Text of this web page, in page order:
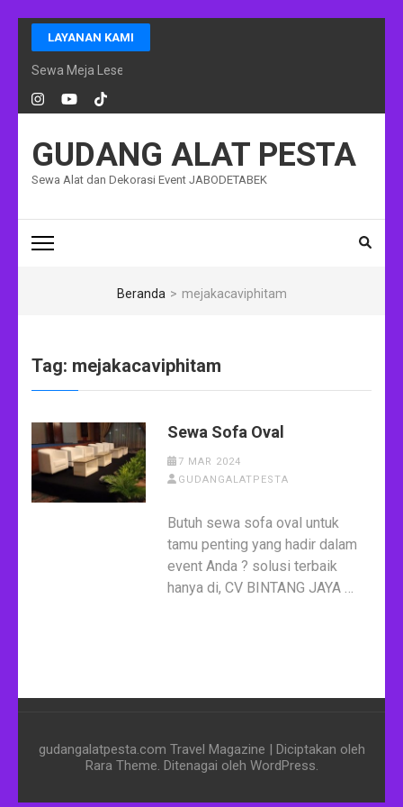
Lompat
ke
konten
(Tekan
Enter)
LAYANAN KAMI
Sewa Meja Lesehan Event Ramadhan Jakarta
GUDANG ALAT PESTA
Sewa Alat dan Dekorasi Event JABODETABEK
Beranda > mejakacaviphitam
Tag: mejakacaviphitam
Sewa Sofa Oval
7 MAR 2024
GUDANGALATPESTA
Butuh sewa sofa oval untuk
tamu penting yang hadir dalam
event Anda ? solusi terbaik
hanya di, CV BINTANG JAYA …
gudangalatpesta.com Travel Magazine | Diciptakan oleh
Rara Theme . Ditenagai oleh WordPress